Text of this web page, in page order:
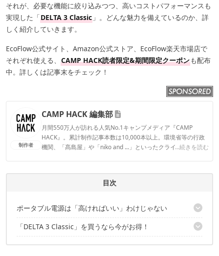
それが、必要な機能に絞り込みつつ、高いコストパフォーマンスも
実現した「DELTA 3 Classic 」。どんな魅力を備えているのか、詳
しく紹介していきます。
EcoFlow公式サイト、Amazon公式ストア、EcoFlow楽天市場店で
それぞれ使える、 CAMP HACK読者限定&期間限定クーポンも配布
中。詳しくは記事末をチェック！
制作者
CAMP HACK 編集部
月間550万人が訪れる人気No.1キャンプメディア『CAMP
HACK』。累計制作記事本数は10,000本以上。環境省等の行政
機関、「髙島屋」や「niko and ...」といったクライアントとの
...続きを読む
CAMP HACK 編集部のプロフィール
目次
ポータブル電源は「高ければいい」わけじゃない
コンパクトで高出力、99％の家電に対応
「DELTA 3 Classic」を買うなら今がお得！